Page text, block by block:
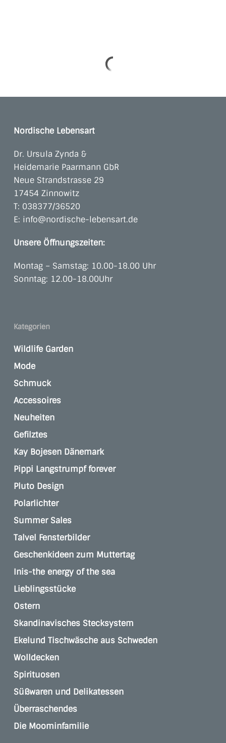
Nordische Lebensart
Dr. Ursula Zynda &
Heidemarie Paarmann GbR
Neue Strandstrasse 29
17454 Zinnowitz
T: 038377/36520
E: info@nordische-lebensart.de
Unsere Öffnungszeiten:
Montag – Samstag: 10.00-18.00 Uhr
Sonntag: 12.00-18.00Uhr
Kategorien
Wildlife Garden
Mode
Schmuck
Accessoires
Neuheiten
Gefilztes
Kay Bojesen Dänemark
Pippi Langstrumpf forever
Pluto Design
Polarlichter
Summer Sales
Talvel Fensterbilder
Geschenkideen zum Muttertag
Inis-the energy of the sea
Lieblingsstücke
Ostern
Skandinavisches Stecksystem
Ekelund Tischwäsche aus Schweden
Wolldecken
Spirituosen
Süßwaren und Delikatessen
Überraschendes
Die Moominfamilie